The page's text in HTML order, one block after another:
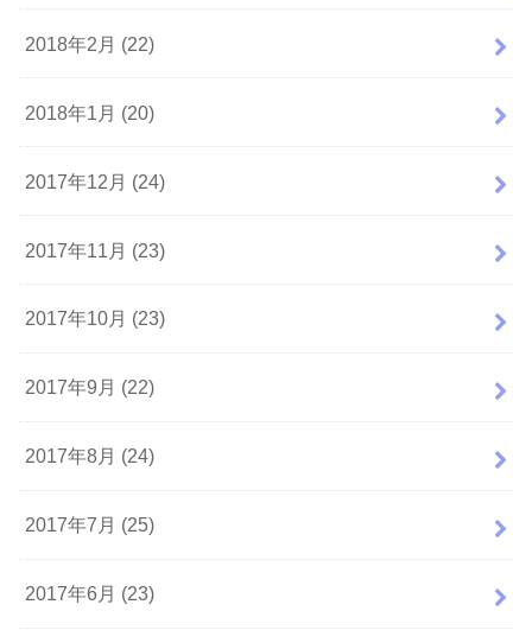
2018年2月 (22)
2018年1月 (20)
2017年12月 (24)
2017年11月 (23)
2017年10月 (23)
2017年9月 (22)
2017年8月 (24)
2017年7月 (25)
2017年6月 (23)